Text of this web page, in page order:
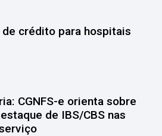
crédito para hospitais
CGNFS-e orienta sobre
de IBS/CBS nas